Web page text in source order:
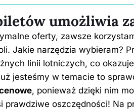
umożliwia
oferty, zawsze
Jakie narzędzia wybieram?
linii lotniczych, co
jesteśmy w temacie to
, ponieważ dzięki nim
oszczędności! Na